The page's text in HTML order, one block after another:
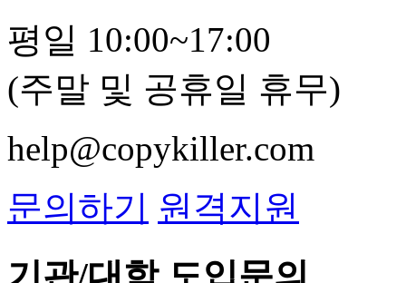
평일 10:00~17:00
(주말 및 공휴일 휴무)
help@copykiller.com
문의하기 원격지원